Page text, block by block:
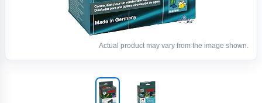
Actual product may vary from the image shown.